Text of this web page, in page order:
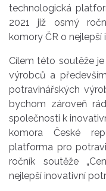
technologická
2021 již osmý
komory ČR o nejlepší
Cílem této soutěže
výrobců a
potravinářských
bychom zároveň
společnosti k
komora České
platforma pro
ročník soutěže
nejlepší inovativní